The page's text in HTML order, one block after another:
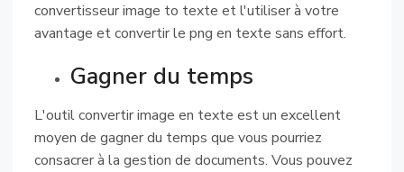
convertisseur image to texte et l'utiliser à votre
avantage et convertir le png en texte sans effort.
Gagner du temps
L'outil convertir image en texte est un excellent
moyen de gagner du temps que vous pourriez
consacrer à la gestion de documents. Vous pouvez